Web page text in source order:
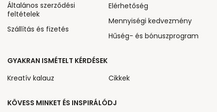
KÖVESS MINKET ÉS INSPIRÁLÓDJ
Általános szerződési
feltételek
Szállítás és fizetés
Elérhetőség
Mennyiségi kedvezmény
Hűség- és bónuszprogram
GYAKRAN ISMÉTELT KÉRDÉSEK
Kreatív kalauz
Cikkek